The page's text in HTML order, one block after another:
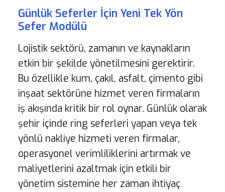
Günlük Seferler İçin Yeni Tek Yön
Sefer Modülü
Lojistik sektörü, zamanın ve kaynakların
etkin bir şekilde yönetilmesini gerektirir.
Bu özellikle kum, çakıl, asfalt, çimento gibi
inşaat sektörüne hizmet veren firmaların
iş akışında kritik bir rol oynar. Günlük olarak
şehir içinde ring seferleri yapan veya tek
yönlü nakliye hizmeti veren firmalar,
operasyonel verimliliklerini artırmak ve
maliyetlerini azaltmak için etkili bir
yönetim sistemine her zaman ihtiyaç